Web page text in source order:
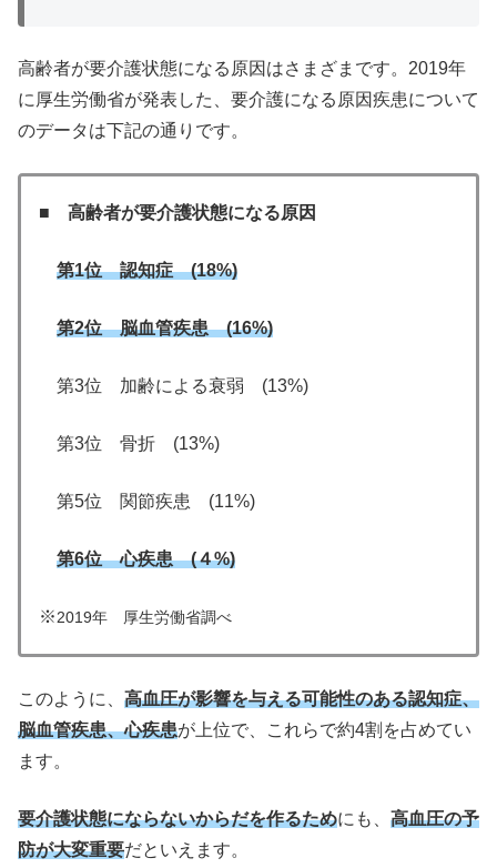
高齢者が要介護状態になる原因はさまざまです。2019年
に厚生労働省が発表した、要介護になる原因疾患について
のデータは下記の通りです。
■ 高齢者が要介護状態になる原因
第1位 認知症 (18%)
第2位 脳血管疾患 (16%)
第3位 加齢による衰弱 (13%)
第3位 骨折 (13%)
第5位 関節疾患 (11%)
第6位 心疾患 (４%)
※2019年 厚生労働省調べ
このように、 高血圧が影響を与える可能性のある認知症、
脳血管疾患、心疾患が上位で、これらで約4割を占めてい
ます。
要介護状態にならないからだを作るためにも、 高血圧の予
防が大変重要だといえます。